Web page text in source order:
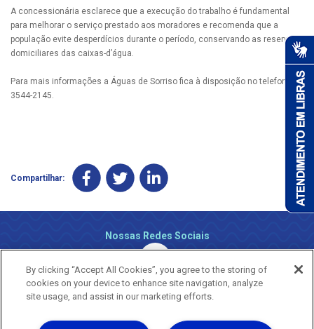
A concessionária esclarece que a execução do trabalho é fundamental
para melhorar o serviço prestado aos moradores e recomenda que a
população evite desperdícios durante o período, conservando as reservas
domiciliares das caixas-d’água.
Para mais informações a Águas de Sorriso fica à disposição no telefone
3544-2145.
Compartilhar:
Nossas Redes Sociais
By clicking “Accept All Cookies”, you agree to the storing of
cookies on your device to enhance site navigation, analyze
site usage, and assist in our marketing efforts.